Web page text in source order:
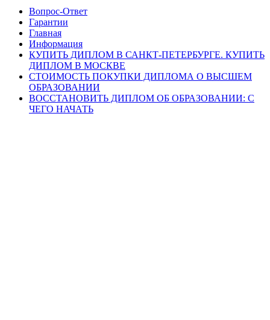
Вопрос-Ответ
Гарантии
Главная
Информация
КУПИТЬ ДИПЛОМ В САНКТ-ПЕТЕРБУРГЕ. КУПИТЬ
ДИПЛОМ В МОСКВЕ
СТОИМОСТЬ ПОКУПКИ ДИПЛОМА О ВЫСШЕМ
ОБРАЗОВАНИИ
ВОССТАНОВИТЬ ДИПЛОМ ОБ ОБРАЗОВАНИИ: С
ЧЕГО НАЧАТЬ